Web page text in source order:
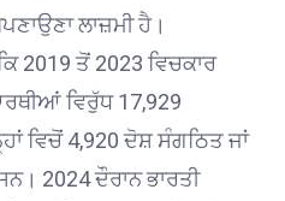
ਲਾਜ਼ਮੀ ਹੈ।
2019 ਤੋਂ 2023 ਵਿਚਕਾਰ
ਵਿਰੁੱਧ 17,929
ਵਿਚੋਂ 4,920 ਦੋਸ਼ ਸੰਗਠਿਤ ਜਾਂ
2024 ਦੌਰਾਨ ਭਾਰਤੀ